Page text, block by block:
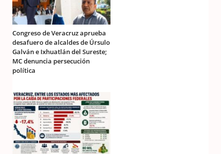
Congreso de Veracruz aprueba
desafuero de alcaldes de Úrsulo
Galván e Ixhuatlán del Sureste;
MC denuncia persecución
política